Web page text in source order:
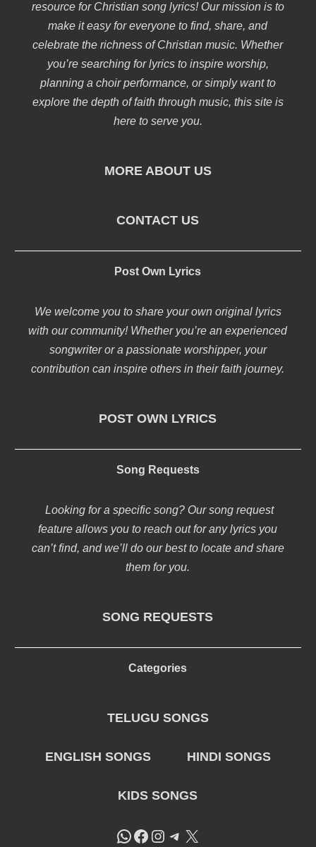
resource for Christian song lyrics! Our mission is to
make it easy for everyone to find, share, and
celebrate the richness of Christian music. Whether
you’re searching for lyrics to inspire worship,
planning a choir performance, or simply want to
explore the depth of faith through music, this site is
here to serve you.
MORE ABOUT US
CONTACT US
Post Own Lyrics
We welcome you to share your own original lyrics
with our community! Whether you’re an experienced
songwriter or a passionate worshipper, your
contribution can inspire others in their faith journey.
POST OWN LYRICS
Song Requests
Looking for a specific song? Our song request
feature allows you to reach out for any lyrics you
can’t find, and we’ll do our best to locate and share
them for you.
SONG REQUESTS
Categories
TELUGU SONGS
ENGLISH SONGS HINDI SONGS
KIDS SONGS
WhatsApp
Facebook
Instagram
Telegram
X